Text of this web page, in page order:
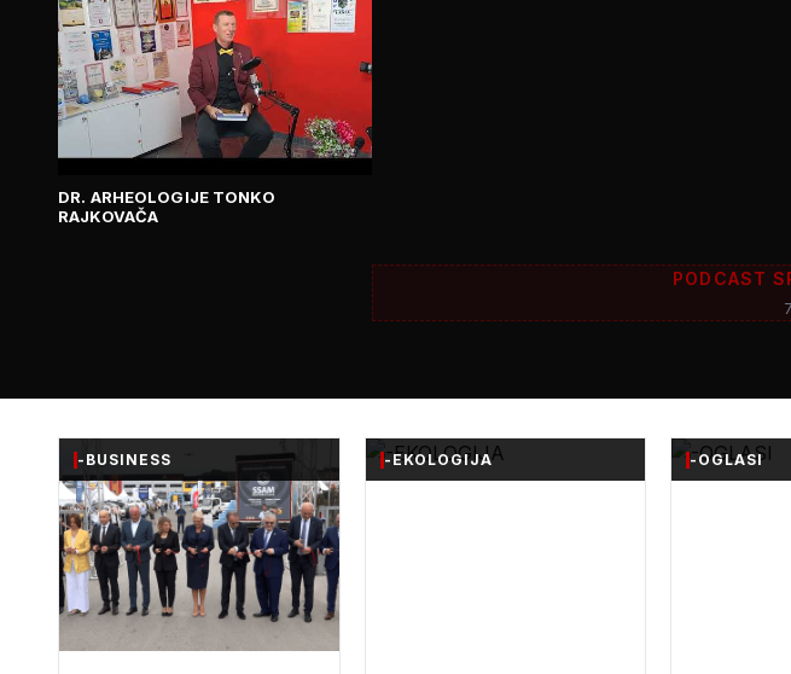
DR. ARHEOLOGIJE TONKO
RAJKOVAČA
PODCAST
-BUSINESS -EKOLOGIJA -OGLASI